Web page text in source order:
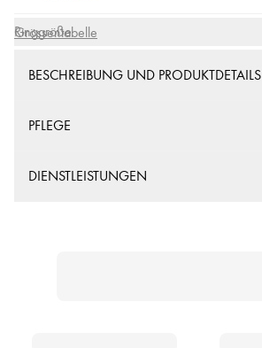
Grössentabelle
Ringgröße
BESCHREIBUNG UND PRODUKTDETAILS
PFLEGE
DIENSTLEISTUNGEN